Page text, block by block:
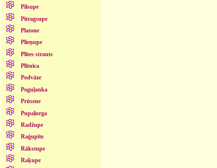
Pilsupe
Pitragsupe
Platone
Plieņupe
Plītes strauts
Plītnīca
Podvāze
Poguļanka
Prūsene
Pupaļurga
Radžupe
Raģupīte
Rākstupe
Raķupe